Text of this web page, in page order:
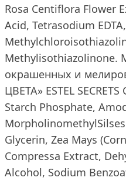
Rosa Centiflora Flower
Acid, Tetrasodium EDTA,
Methylisothiazolinone.
окрашенных и
ЦВЕТА» ESTEL
Starch Phosphate,
Glycerin, Zea Mays
Compressa Extract,
Alcohol, Sodium